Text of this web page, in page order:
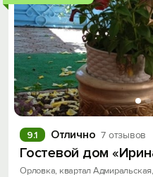
Отлично 7 отзывов
9.1
Гостевой дом
Орловка, квартал